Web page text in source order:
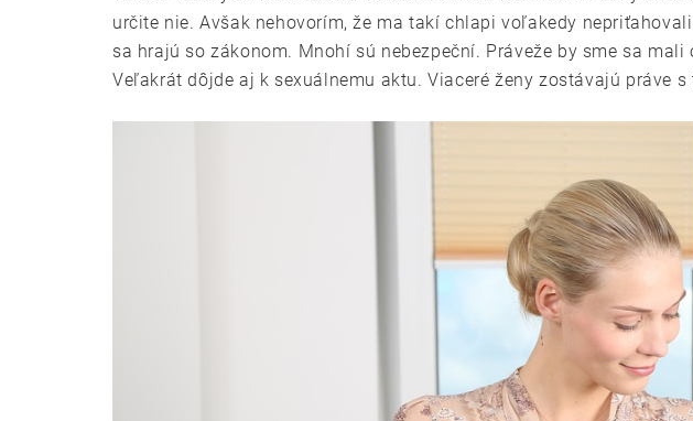
určite nie. Avšak nehovorím, že ma takí chlapi voľakedy
sa hrajú so zákonom. Mnohí sú nebezpeční. Práveže by sme sa
Veľakrát dôjde aj k sexuálnemu aktu. Viaceré ženy zostávajú práve